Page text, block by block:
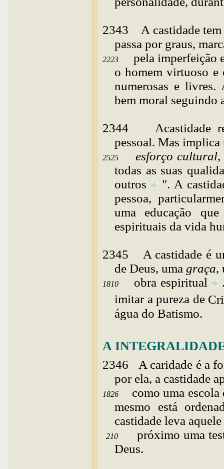
2343 A castidade
passa por graus,
2223 pela imperfeição
o homem virtuoso e
numerosas e livres.
bem moral seguindo
2344 Acastidade
pessoal. Mas implica
2525 esforço cultural,
todas as suas
outros
". A
pessoa,
uma educação
espirituais da vida
2345 A castidade é
de Deus, uma graça,
1810 obra espiritual
imitar a pureza de
água do Batismo.
A
2346 A caridade é a
por ela, a castidade
1826 como uma
mesmo está
castidade leva
210próximo uma
Deus.